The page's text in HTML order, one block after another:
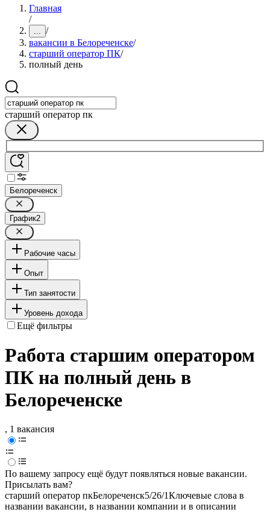
Главная
/
... /
вакансии в Белореченске/
старший оператор ПК/
полный день
старший оператор пк
Белореченск
График2
Рабочие часы
Опыт
Тип занятости
Уровень дохода
Ещё фильтры
Работа старшим оператором
ПК на полный день в
Белореченске
, 1 вакансия
По вашему запросу ещё будут появляться новые вакансии.
Присылать вам?
старший оператор пкБелореченск5/26/1Ключевые слова в
названии вакансии, в названии компании и в описании